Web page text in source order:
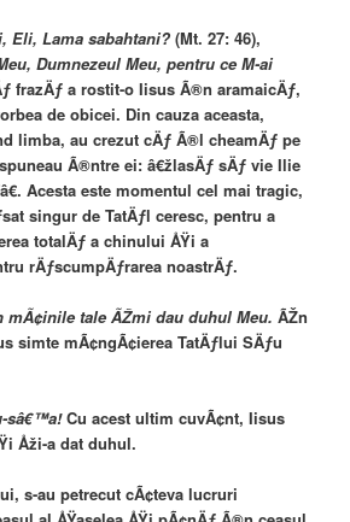
Eli, Lama sabahtani?(Mt. 27: 46),
Dumnezeul Meu, pentru ce M-ai
frazÄƒ a rostit-o Iisus Ã®n aramaicÄƒ,
de obicei. Din cauza aceasta,
limba, au crezut cÄƒ Ã®l cheamÄƒ pe
Ã®ntre ei: â€žlasÄƒ sÄƒ vie Ilie
Acesta este momentul cel mai tragic,
singur de TatÄƒl ceresc, pentru a
totalÄƒ a chinului ÅŸi a
rÄƒscumpÄƒrarea noastrÄƒ.
mÃ¢inile tale ÃŽmi dau duhul Meu.ÃŽn
simte mÃ¢ngÃ¢ierea TatÄƒlui SÄƒu
sâ€™a!Cu acest ultim cuvÃ¢nt, Iisus
Åži-a dat duhul.
s-au petrecut cÃ¢teva lucruri